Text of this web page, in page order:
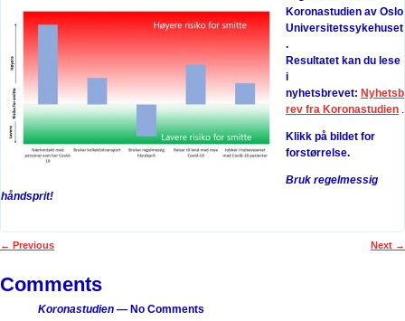
Koronastudien av Oslo
Universitetssykehuset
.
Resultatet kan du lese
i
nyhetsbrevet: Nyhetsb
rev fra Koronastudien
Klikk på bildet for
forstørrelse.
Bruk regelmessig
håndsprit!
← Previous Next →
Comments
Koronastudien — No Comments